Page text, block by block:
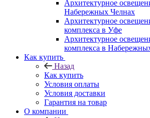
Архитектурное
Набережных Челнах
Архитектурное
комплекса в Уфе
Архитектурное
комплекса в
Как купить
Назад
Как купить
Условия оплаты
Условия доставки
Гарантия на товар
О компании